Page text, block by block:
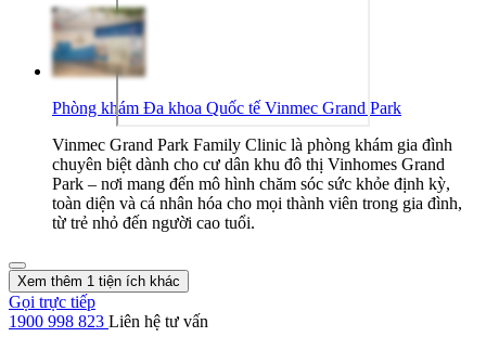
Phòng khám Đa khoa Quốc tế Vinmec Grand Park
Vinmec Grand Park Family Clinic là phòng khám gia đình
chuyên biệt dành cho cư dân khu đô thị Vinhomes Grand
Park – nơi mang đến mô hình chăm sóc sức khỏe định kỳ,
toàn diện và cá nhân hóa cho mọi thành viên trong gia đình,
từ trẻ nhỏ đến người cao tuổi.
Xem thêm 1 tiện ích khác
Gọi trực tiếp
1900 998 823 Liên hệ tư vấn